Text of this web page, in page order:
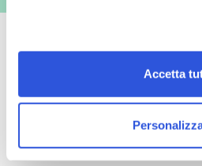
Accetta
Catalogo prodotti ampio e completo